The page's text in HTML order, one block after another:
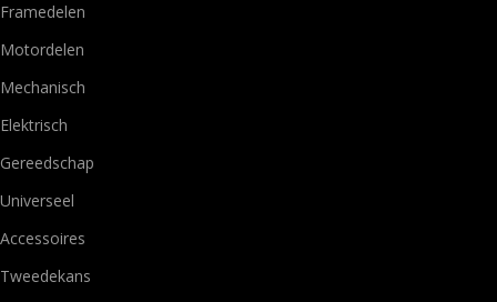
Framedelen
Motordelen
Mechanisch
Elektrisch
Gereedschap
Universeel
Accessoires
Tweedekans